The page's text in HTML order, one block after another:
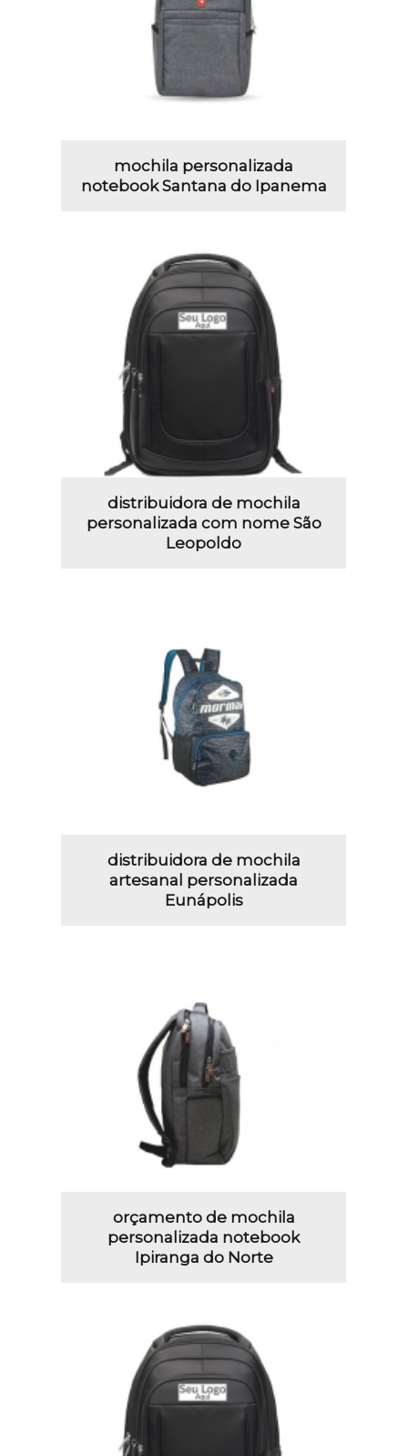
mochila personalizada
notebook Santana do Ipanema
distribuidora de mochila
personalizada com nome São
Leopoldo
distribuidora de mochila
artesanal personalizada
Eunápolis
orçamento de mochila
personalizada notebook
Ipiranga do Norte